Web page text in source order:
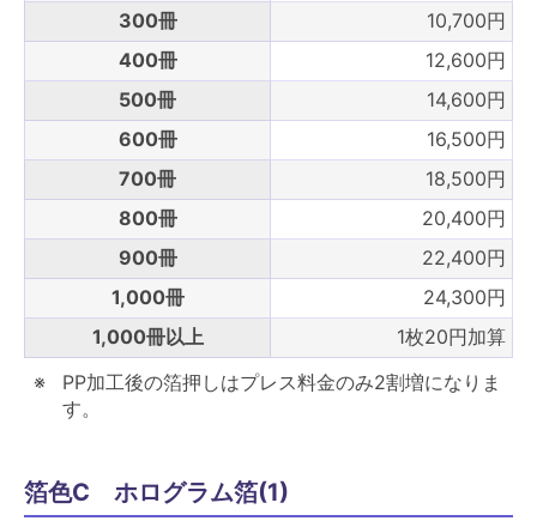
300冊
10,700円
400冊
12,600円
500冊
14,600円
600冊
16,500円
700冊
18,500円
800冊
20,400円
900冊
22,400円
1,000冊
24,300円
1,000冊以上
1枚20円加算
PP加工後の箔押しはプレス料金のみ2割増になりま
す。
箔色C ホログラム箔(1)